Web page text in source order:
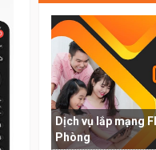
Dịch vụ lắp mạng
Phòng